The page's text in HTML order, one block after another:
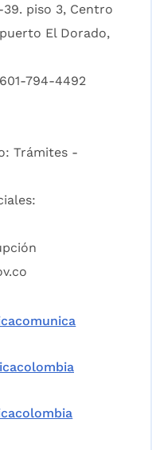
39. piso 3, Centro
El Dorado,
794-4492
Trámites -